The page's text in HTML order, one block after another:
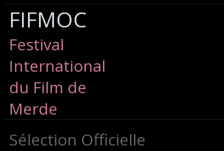
FIFMOC
Festival
International
du Film de
Merde
Sélection Officielle